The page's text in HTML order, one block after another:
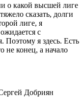
о какой высшей лиге
сказать, долги
лиге, я
с
Поэтому я здесь. Есть
не конец, а начало
Добриян